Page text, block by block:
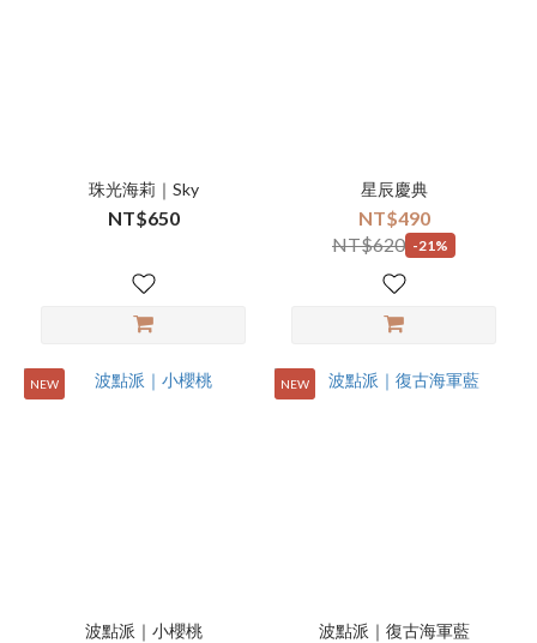
珠光海莉｜Sky
NT$650
星辰慶典
NT$490
NT$620 -21%
NEW
波點派｜小櫻桃
NEW
波點派｜復古海軍藍